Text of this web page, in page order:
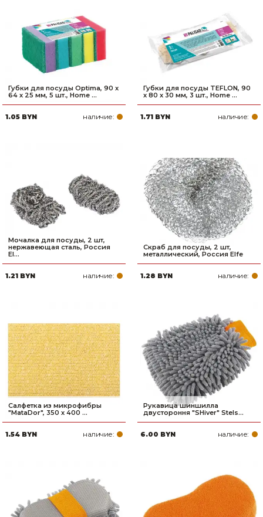
Губки для посуды Optima, 90 x
64 x 25 мм, 5 шт., Home ...
1.05 BYN наличие:
Губки для посуды TEFLON, 90
x 80 x 30 мм, 3 шт., Home ...
1.71 BYN наличие:
Мочалка для посуды, 2 шт,
нержавеющая сталь, Россия
El...
1.21 BYN наличие:
Скраб для посуды, 2 шт,
металлический, Россия Elfe
1.28 BYN наличие:
Салфетка из микрофибры
"MataDor", 350 х 400 ...
1.54 BYN наличие:
Рукавица шиншилла
двустороння "SHiver" Stels...
6.00 BYN наличие: